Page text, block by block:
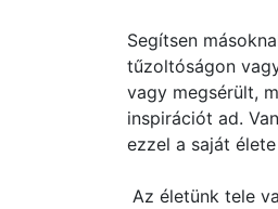
Segítsen
tűzoltóságon
vagy megsérült,
inspirációt ad.
ezzel a saját
Az életünk tele